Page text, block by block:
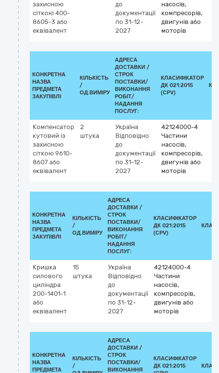
захисною
сіткою 400-
8605-3 або
еквівалент
до
документації
по 31-12-
2027
насосів,
компресорів,
двигунів або
моторів
КОНКРЕТНА
НАЗВА
ПРЕДМЕТА
ЗАКУПІВЛІ
КІЛЬКІСТЬ
/
ОД.ВИМІРУ
АДРЕСА
ДОСТАВКИ /
СТРОК
ПОСТАВКИ/
ВИКОНАННЯ
РОБІТ/
НАДАННЯ
ПОСЛУГ:
КЛАСИФІКАТОР
ДК 021:2015
(CPV)
Компенсатор
кутовий із
захисною
сіткою 9610-
8607 або
еквівалент
2
штука
Україна
Відповідно
до
документації
по 31-12-
2027
42124000-4
Частини
насосів,
компресорів,
двигунів або
моторів
КОНКРЕТНА
НАЗВА
ПРЕДМЕТА
ЗАКУПІВЛІ
КІЛЬКІСТЬ
/
ОД.ВИМІРУ
АДРЕСА
ДОСТАВКИ /
СТРОК
ПОСТАВКИ/
ВИКОНАННЯ
РОБІТ/
НАДАННЯ
ПОСЛУГ:
КЛАСИФІКАТОР
ДК 021:2015
(CPV)
Кришка
силового
циліндра
200-1401-1
або
еквівалент
15
штука
Україна
Відповідно
до
документації
по 31-12-
2027
42124000-4
Частини
насосів,
компресорів,
двигунів або
моторів
КОНКРЕТНА
НАЗВА
ПРЕДМЕТА
КІЛЬКІСТЬ
/
АДРЕСА
ДОСТАВКИ /
СТРОК
ПОСТАВКИ/
ВИКОНАННЯ
КЛАСИФІКАТОР
ДК 021:2015